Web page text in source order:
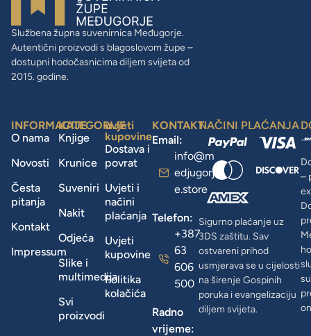
Službena župna suvenirnica Međugorje.
Autentični proizvodi s blagoslovom župe –
dostupni hodočasnicima diljem svijeta od
2015. godine.
INFORMACIJE
O nama
Novosti
Česta
pitanja
Kontakt
Impressum
KATEGORIJE
Knjige
Krunice
Suveniri
Nakit
Odjeća
Slike i
multimedija
Svi
proizvodi
uvjeti
kupovine
Dostava i
povrat
Uvjeti i
načini
plaćanja
Uvjeti
kupovine
Politika
kolačića
KONTAKT
Email:
info@m
edjugorj
e.store
Telefon:
+387
63
606
500
Radno
vrijeme:
NAČINI PLAĆANJA
Sigurno plaćanje uz
3DS zaštitu. Sav
ostvareni prihod
usmjerava se u cijelosti
na širenje Gospinih
poruka i evangelizaciju
diljem svijeta.
–